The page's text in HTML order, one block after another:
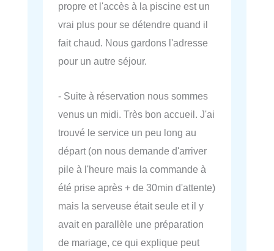
propre et l'accès à la piscine est un
vrai plus pour se détendre quand il
fait chaud. Nous gardons l'adresse
pour un autre séjour.
- Suite à réservation nous sommes
venus un midi. Très bon accueil. J'ai
trouvé le service un peu long au
départ (on nous demande d'arriver
pile à l'heure mais la commande à
été prise après + de 30min d'attente)
mais la serveuse était seule et il y
avait en parallèle une préparation
de mariage, ce qui explique peut